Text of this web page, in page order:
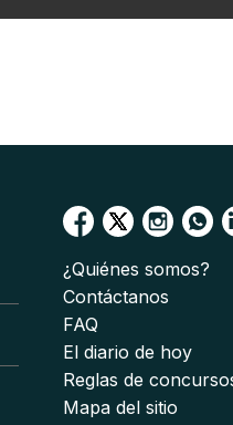
¿Quiénes somos?
Contáctanos
FAQ
El diario de hoy
Reglas de
Mapa del sitio